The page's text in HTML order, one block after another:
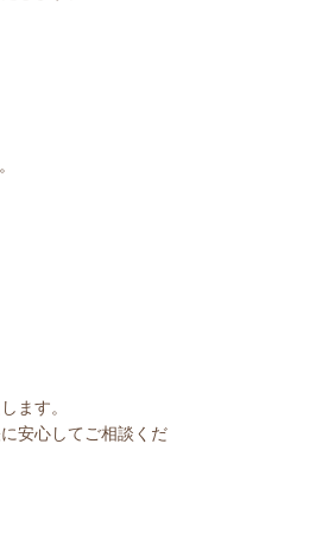
ます。
安心してご相談くだ